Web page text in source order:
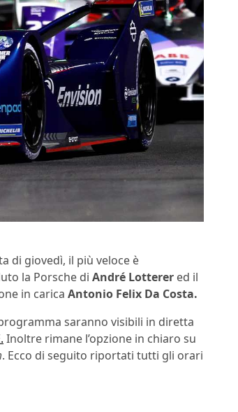
di giovedì, il più veloce è
la Porsche di André Lotterer ed il
in carica Antonio Felix Da Costa.
saranno visibili in diretta
Inoltre rimane l’opzione in chiaro su
. Ecco di seguito riportati tutti gli orari